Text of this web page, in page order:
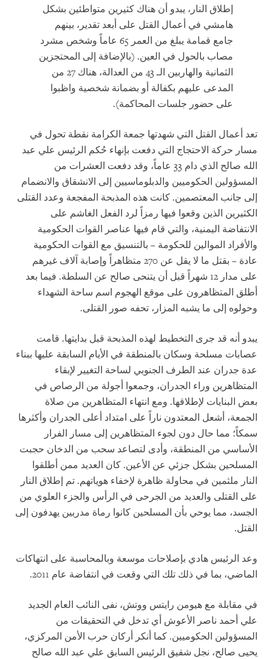
إطلاق النار، يبدو أن هناك كثيرين متواطئين بشكل
هامشي في أعمال القتل على أبعد تقدير، بينهم
جامع قمامة يبلغ من العمر 65 عاماً وشخص مشرد
مصاب بالحول في العين. (بالإضافة إلى المحتجزين
الثمانية والهاربين الـ 43 من العدالة، هناك 27 من
المدعى عليهم بكفالة أو بضمانة شخصية واظبوا
على حضور جلسات المحاكمة).
تعد أعمال القتل التي شهدتها جمعة الكرامة نقطة تحول في
مسار حركة الاحتجاج التي دفعت بإنهاء حُكم الرئيس علي عبد
الله صالح الذي دام 33 عاماً، وقد دفعت العشرات من
المسؤولين الحكوميين والدبلوماسيين إلى الانشقاق والانضمام
إلى جانب المعتصمين. كانت هذه المذبحة المفجعة وعدد القتلى
الكثيرين الذين وقعوا فيها رمزاً لرد الفعل الغاشم على
الانتفاضة اليمنية، والتي قام فيها عناصر القوات الحكومية
والأفراد الموالين للحكومة – بالتنسيق مع القوات الحكومية
عادة – بقتل ما لا يقل عن 270 متظاهراً وإصابة آلاف غيرهم
على مدار 12 شهراً قبل أن يتنحى صالح عن السلطة. فيما بعد
أطلق المتظاهرون على موقع الهجوم اسم ساحة الشهداء
وحولوه إلى ما يشبه المزار، تحفه صور القتلى.
يبدو أنه قد جرى التخطيط لهذه المذبحة قبل بدايتها. قامت
عصابات مسلحة وسكان بالمنطقة في الأيام السابقة عليها ببناء
عدة جدران عند الطرف الجنوبي لساحة التغيير لإبقاء
المتظاهرين وراء الجدران، وجمعوا أجولة من الرصاص في
بعض البنايات لإطلاقها. ومع انتهاء المتظاهرين من صلاة
الجمعة، أشعل المعتدون ناراً على امتداد أعلى الجدران وأكثرها
سمكاً؛ مما حال دون لجوء المتظاهرين إلى مسار الفرار
الأساسي من المنطقة، وأدى لتصاعد سحب من الدخان حجبت
المسلحين بشكل جزئي عن الأعين. كان العديد ممن أطلقوا
النار ملثمين في محاولة ظاهرة لإخفاء هوياتهم. تم إطلاق النار
على القتلى والعديد من الجرحى في الرأس والجزء العلوي من
الجسد، مما يوحي بأن المسلحين كانوا رماة مدربين يهدفون إلى
القتل.
وعد الرئيس هادي بإصلاحات موسعة وبالمحاسبة على انتهاكات
الماضي، بما في ذلك تلك التي وقعت في انتفاضة عام 2011.
في مقابلة مع هيومن رايتس ووتش، نفى النائب العام الجديد
علي أحمد ناصر الأعوش أي تدخل في التحقيقات من
المسؤولين الحكوميين. كما أنكر أركان حرب الأمن المركزي،
يحيى صالح، نجل شقيق الرئيس السابق علي عبد الله صالح